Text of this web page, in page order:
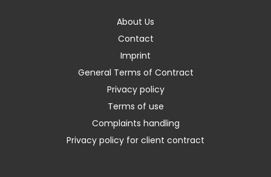
About Us
Contact
Imprint
General Terms of Contract
Privacy policy
Terms of use
Complaints handling
Privacy policy for client contract